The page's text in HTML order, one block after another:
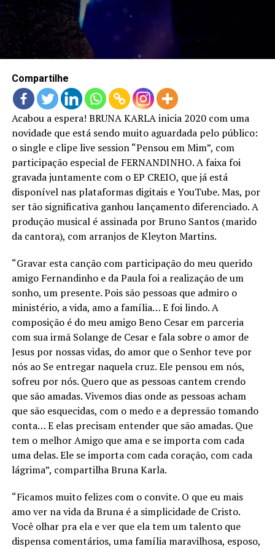
Compartilhe
Acabou a espera! BRUNA KARLA inicia 2020 com uma
novidade que está sendo muito aguardada pelo público:
o single e clipe live session “Pensou em Mim”, com
participação especial de FERNANDINHO. A faixa foi
gravada juntamente com o EP CREIO, que já está
disponível nas plataformas digitais e YouTube. Mas, por
ser tão significativa ganhou lançamento diferenciado. A
produção musical é assinada por Bruno Santos (marido
da cantora), com arranjos de Kleyton Martins.
“Gravar esta canção com participação do meu querido
amigo Fernandinho e da Paula foi a realização de um
sonho, um presente. Pois são pessoas que admiro o
ministério, a vida, amo a família… E foi lindo. A
composição é do meu amigo Beno Cesar em parceria
com sua irmã Solange de Cesar e fala sobre o amor de
Jesus por nossas vidas, do amor que o Senhor teve por
nós ao Se entregar naquela cruz. Ele pensou em nós,
sofreu por nós. Quero que as pessoas cantem crendo
que são amadas. Vivemos dias onde as pessoas acham
que são esquecidas, com o medo e a depressão tomando
conta… E elas precisam entender que são amadas. Que
tem o melhor Amigo que ama e se importa com cada
uma delas. Ele se importa com cada coração, com cada
lágrima”, compartilha Bruna Karla.
“Ficamos muito felizes com o convite. O que eu mais
amo ver na vida da Bruna é a simplicidade de Cristo.
Você olhar pra ela e ver que ela tem um talento que
dispensa comentários, uma família maravilhosa, esposo,